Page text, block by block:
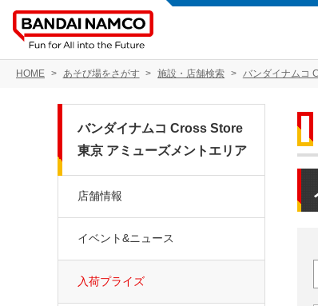
HOME あそび場をさがす 施設・店舗検索 バンダイナムコ
バンダイナムコ Cross Store
東京 アミューズメントエリア
店舗情報
イベント&ニュース
入荷プライズ